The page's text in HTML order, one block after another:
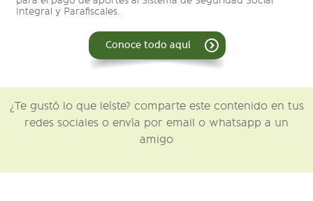
Integral y Parafiscales.
Conoce todo aquí
¿Te gustó lo que leíste? comparte este contenido en tus
redes sociales o envía por email o whatsapp a un
amigo